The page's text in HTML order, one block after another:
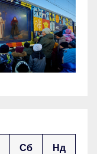
Сб Нд